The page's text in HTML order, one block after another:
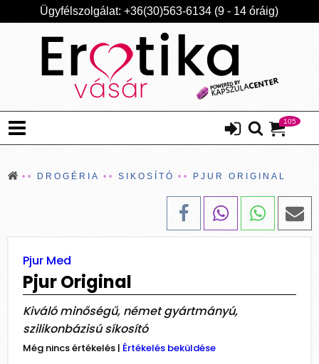
Ügyfélszolgálat: +36(30)563-6134 (9 - 14 óráig)
105
DROGÉRIA SIKOSÍTÓ PJUR ORIGINAL
Pjur Med
Pjur Original
Kiváló minőségű, német gyártmányú,
szilikonbázisú síkosító
Még nincs értékelés | Értékelés beküldése